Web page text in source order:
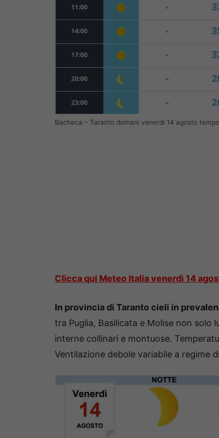
Bacheca – Taranto domani venerdi 14 agosto
Clicca qui Meteo Italia venerdì 14
In provincia di Taranto cieli in
tra Puglia, Basilicata e Molise non solo
interne collinari e montuose.
Ventilazione debole variabile a regime